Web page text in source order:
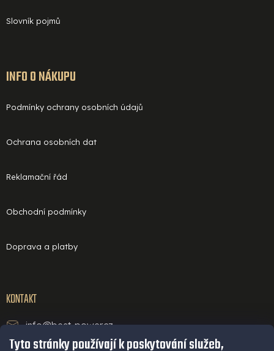
Tyto stránky používají k poskytování služeb,
Slovník pojmů
INFO O NÁKUPU
Podmínky ochrany osobních údajů
Ochrana osobních dat
Reklamační řád
Obchodní podmínky
Doprava a platby
KONTAKT
info@best-power.cz